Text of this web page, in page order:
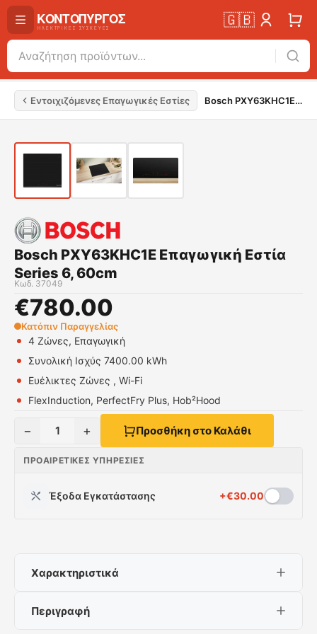
🇬🇧
Εντοιχιζόμενες Επαγωγικές Εστίες Bosch PXY63KHC1E Επαγωγική Εστία Series 6, 60cm
Bosch PXY63KHC1E Επαγωγική Εστία
Series 6, 60cm
Κωδ. 37049
€780.00
Κατόπιν Παραγγελίας
4 Ζώνες, Επαγωγική
Συνολική Ισχύς 7400.00 kWh
Ευέλικτες Ζώνες , Wi-Fi
FlexInduction, PerfectFry Plus, Hob²Hood
− 1 + Προσθήκη στο Καλάθι
ΠΡΟΑΙΡΕΤΙΚΈΣ ΥΠΗΡΕΣΊΕΣ
Έξοδα Εγκατάστασης +€30.00
Χαρακτηριστικά
4 Ζώνες, Επαγωγική
Περιγραφή